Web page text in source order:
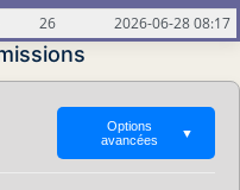
26 2026-06-28 08:17
Options
avancées
▼